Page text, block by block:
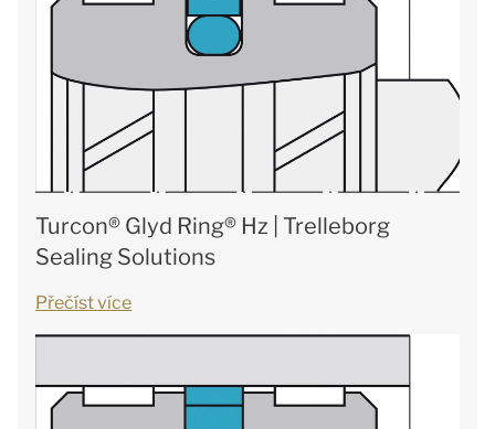
Turcon® Glyd Ring® Hz | Trelleborg
Sealing Solutions
Přečíst více